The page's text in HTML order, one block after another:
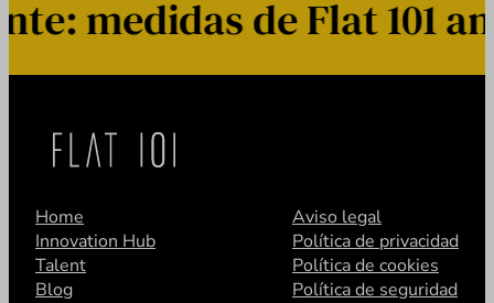
medidas de Flat 101
Home
Innovation Hub
Talent
Blog
Aviso legal
Política de privacidad
Política de cookies
Política de seguridad